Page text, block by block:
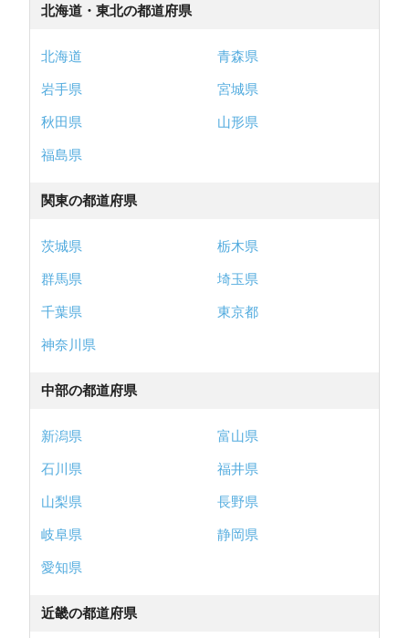
北海道・東北の都道府県
北海道
青森県
岩手県
宮城県
秋田県
山形県
福島県
関東の都道府県
茨城県
栃木県
群馬県
埼玉県
千葉県
東京都
神奈川県
中部の都道府県
新潟県
富山県
石川県
福井県
山梨県
長野県
岐阜県
静岡県
愛知県
近畿の都道府県